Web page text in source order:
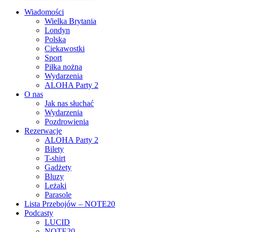
Wiadomości
Wielka Brytania
Londyn
Polska
Ciekawostki
Sport
Piłka nożna
Wydarzenia
ALOHA Party 2
O nas
Jak nas słuchać
Wydarzenia
Pozdrowienia
Rezerwacje
ALOHA Party 2
Bilety
T-shirt
Gadżety
Bluzy
Leżaki
Parasole
Lista Przebojów – NOTE20
Podcasty
LUCID